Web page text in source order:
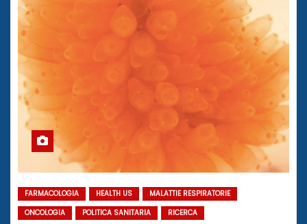
FARMACOLOGIA HEALTH US
MALATTIE RESPIRATORIE
ONCOLOGIA
POLITICA SANITARIA RICERCA